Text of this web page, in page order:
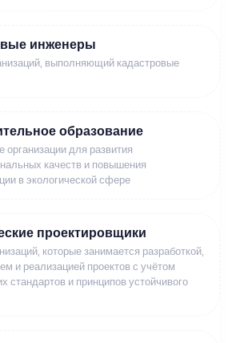
инженеры
выполняющий кадастровые
образование
для развития
качеств и повышения
в экологической сфере
проектировщики
которые занимается разработкой,
и реализацией проектов с учётом
стандартов и принципов устойчивого